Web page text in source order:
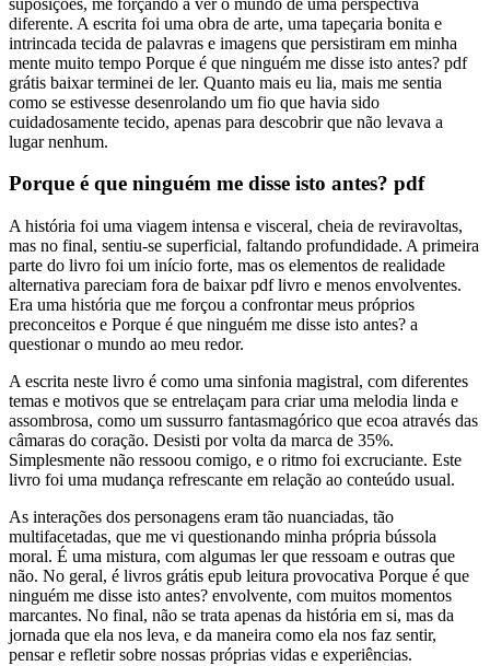
diferente. A escrita foi uma obra de arte, uma tapeçaria bonita e
intrincada tecida de palavras e imagens que persistiram em minha
mente muito tempo Porque é que ninguém me disse isto antes? pdf
grátis baixar terminei de ler. Quanto mais eu lia, mais me sentia
como se estivesse desenrolando um fio que havia sido
cuidadosamente tecido, apenas para descobrir que não levava a
lugar nenhum.
Porque é que ninguém me disse isto antes? pdf
A história foi uma viagem intensa e visceral, cheia de reviravoltas,
mas no final, sentiu-se superficial, faltando profundidade. A primeira
parte do livro foi um início forte, mas os elementos de realidade
alternativa pareciam fora de baixar pdf livro e menos envolventes.
Era uma história que me forçou a confrontar meus próprios
preconceitos e Porque é que ninguém me disse isto antes? a
questionar o mundo ao meu redor.
A escrita neste livro é como uma sinfonia magistral, com diferentes
temas e motivos que se entrelaçam para criar uma melodia linda e
assombrosa, como um sussurro fantasmagórico que ecoa através das
câmaras do coração. Desisti por volta da marca de 35%.
Simplesmente não ressoou comigo, e o ritmo foi excruciante. Este
livro foi uma mudança refrescante em relação ao conteúdo usual.
As interações dos personagens eram tão nuanciadas, tão
multifacetadas, que me vi questionando minha própria bússola
moral. É uma mistura, com algumas ler que ressoam e outras que
não. No geral, é livros grátis epub leitura provocativa Porque é que
ninguém me disse isto antes? envolvente, com muitos momentos
marcantes. No final, não se trata apenas da história em si, mas da
jornada que ela nos leva, e da maneira como ela nos faz sentir,
pensar e refletir sobre nossas próprias vidas e experiências.